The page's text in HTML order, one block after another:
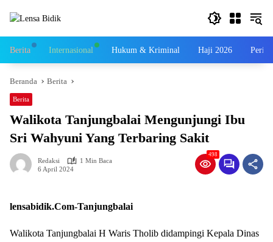
Berita Internasional Hukum & Kriminal Haji 2026
Beranda Berita
Berita
Walikota Tanjungbalai Mengunjungi Ibu
Sri Wahyuni Yang Terbaring Sakit
Redaksi
1 Min Baca
6 April 2024
498
lensabidik.Com-Tanjungbalai
Walikota Tanjungbalai H Waris Tholib didampingi Kepala Dinas